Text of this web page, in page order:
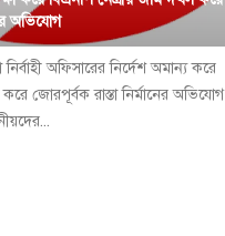
অভিযোগ
অফিসারের নির্দেশ অমান্য করে
জোরপূর্বক রাস্তা নির্মানের অভিযোগ